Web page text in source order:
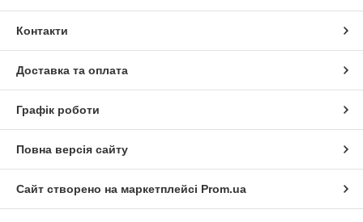
Контакти
Доставка та оплата
Графік роботи
Повна версія сайту
Сайт створено на маркетплейсі Prom.ua